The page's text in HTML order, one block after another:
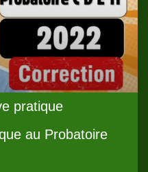
pratique
au Probatoire